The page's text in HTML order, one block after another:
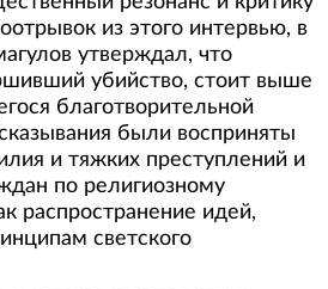
из этого интервью, в
утверждал, что
убийство, стоит выше
благотворительной
были восприняты
и тяжких преступлений и
по религиозному
распространение идей,
светского